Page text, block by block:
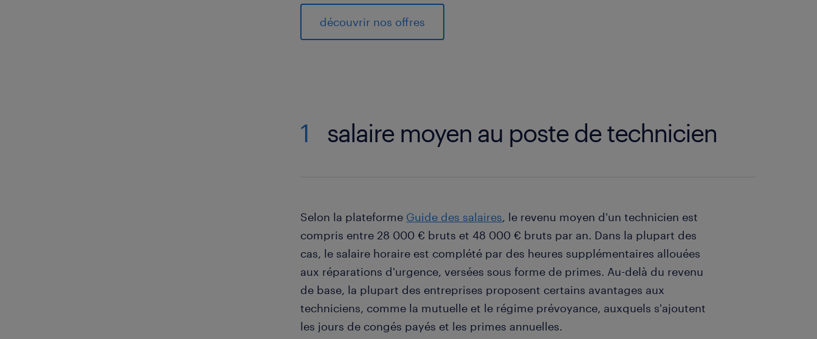
découvrir nos offres
1 salaire moyen au poste de technicien
Selon la plateforme Guide des salaires, le revenu moyen d'un technicien est
compris entre 28 000 € bruts et 48 000 € bruts par an. Dans la plupart des
cas, le salaire horaire est complété par des heures supplémentaires allouées
aux réparations d'urgence, versées sous forme de primes. Au-delà du revenu
de base, la plupart des entreprises proposent certains avantages aux
techniciens, comme la mutuelle et le régime prévoyance, auxquels s'ajoutent
les jours de congés payés et les primes annuelles.